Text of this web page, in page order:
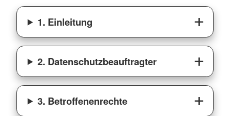
1. Einleitung
2. Datenschutzbeauftragter
3. Betroffenenrechte